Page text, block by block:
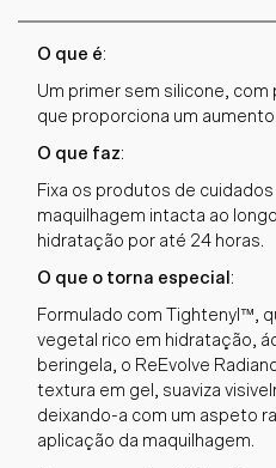
O que é:
Um primer sem silicone,
que proporciona um
O que faz:
Fixa os produtos de
maquilhagem intacta ao
hidratação por até 24 horas.
O que o torna especial :
Formulado com Tightenyl ™,
vegetal rico em hidratação,
beringela, o ReEvolve
textura em gel, suaviza
deixando-a com um aspeto
aplicação da maquilhagem.